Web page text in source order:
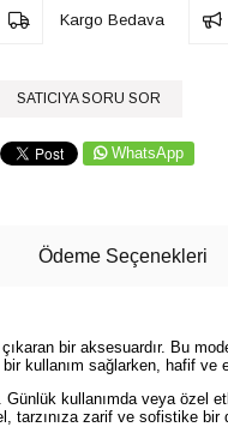
Kargo Bedava
SATICIYA SORU SOR
WhatsApp
Ödeme Seçenekleri
bir aksesuardır. Bu
kullanım sağlarken, hafif
kullanımda veya özel
tarzınıza zarif ve sofistike bir